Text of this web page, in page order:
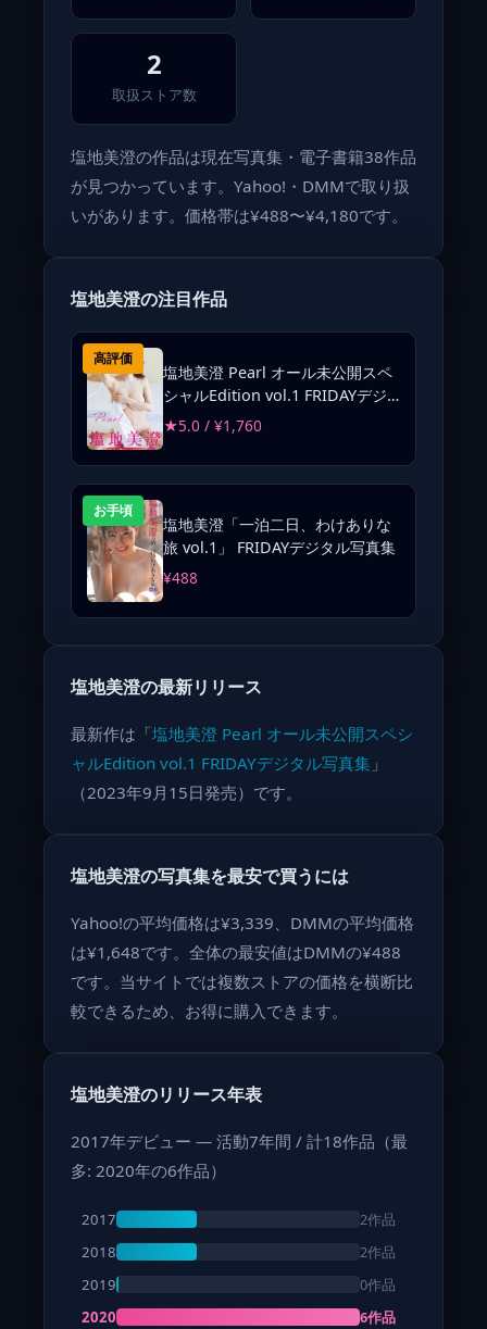
2
取扱ストア数
塩地美澄の作品は現在写真集・電子書籍38作品
が見つかっています。Yahoo!・DMMで取り扱
いがあります。価格帯は¥488〜¥4,180です。
塩地美澄の注目作品
高評価
塩地美澄 Pearl オール未公開スペ
シャルEdition vol.1 FRIDAYデジ
タル写真集
★5.0 / ¥1,760
お手頃
塩地美澄「一泊二日、わけありな
旅 vol.1」 FRIDAYデジタル写真集
¥488
塩地美澄の最新リリース
最新作は「塩地美澄 Pearl オール未公開スペシ
ャルEdition vol.1 FRIDAYデジタル写真集 」
（2023年9月15日発売）です。
塩地美澄の写真集を最安で買うには
Yahoo!の平均価格は¥3,339、DMMの平均価格
は¥1,648です。全体の最安値はDMMの¥488
です。当サイトでは複数ストアの価格を横断比
較できるため、お得に購入できます。
塩地美澄のリリース年表
2017年デビュー — 活動7年間 / 計18作品（最
多: 2020年の6作品）
2017
2作品
2018
2作品
2019
0作品
2020
6作品